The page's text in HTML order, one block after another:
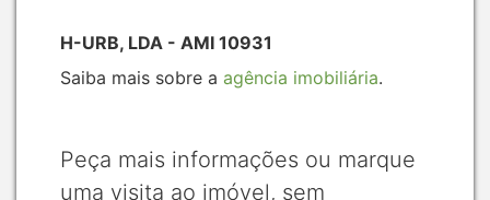
H-URB, LDA - AMI 10931
Saiba mais sobre a agência imobiliária.
Peça mais informações ou marque
uma visita ao imóvel, sem